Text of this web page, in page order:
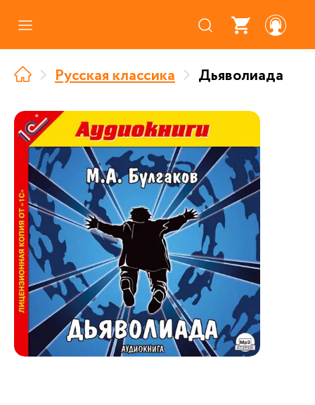
Где купить
Про аудиокниги
О нас
Партнерам
Русская классика Дьяволиада